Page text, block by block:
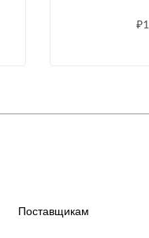
₽
Поставщикам